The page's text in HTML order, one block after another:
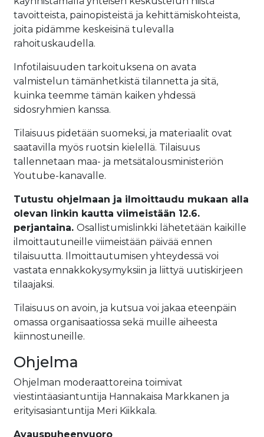
tavoitteista, painopisteistä ja kehittämiskohteista,
joita pidämme keskeisinä tulevalla
rahoituskaudella.
Infotilaisuuden tarkoituksena on avata
valmistelun tämänhetkistä tilannetta ja sitä,
kuinka teemme tämän kaiken yhdessä
sidosryhmien kanssa.
Tilaisuus pidetään suomeksi, ja materiaalit ovat
saatavilla myös ruotsin kielellä. Tilaisuus
tallennetaan maa- ja metsätalousministeriön
Youtube-kanavalle.
Tutustu ohjelmaan ja ilmoittaudu mukaan alla
olevan linkin kautta viimeistään 12.6.
perjantaina. Osallistumislinkki lähetetään kaikille
ilmoittautuneille viimeistään päivää ennen
tilaisuutta. Ilmoittautumisen yhteydessä voi
vastata ennakkokysymyksiin ja liittyä uutiskirjeen
tilaajaksi.
Tilaisuus on avoin, ja kutsua voi jakaa eteenpäin
omassa organisaatiossa sekä muille aiheesta
kiinnostuneille.
Ohjelma
Ohjelman moderaattoreina toimivat
viestintäasiantuntija Hannakaisa Markkanen ja
erityisasiantuntija Meri Kiikkala.
Avauspuheenvuoro